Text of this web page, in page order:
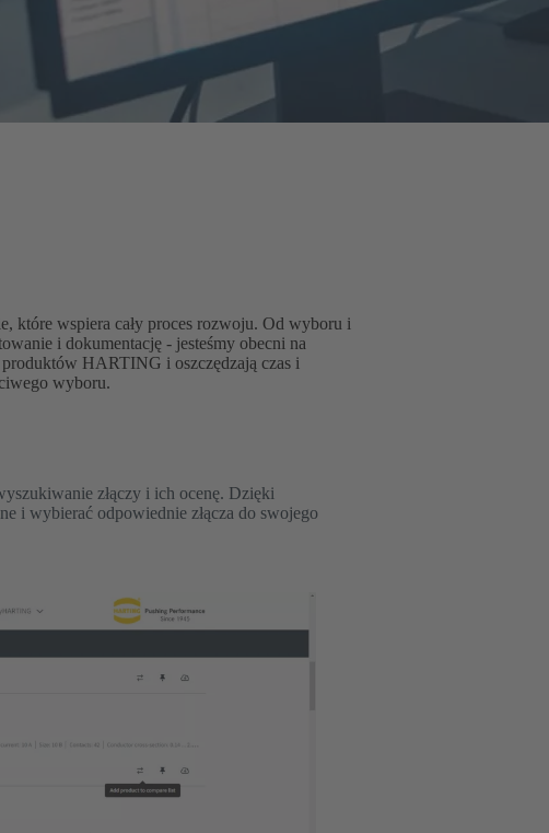
które wspiera cały proces rozwoju. Od wyboru i
i dokumentację - jesteśmy obecni na
HARTING i oszczędzają czas i
wyboru.
złączy i ich ocenę. Dzięki
i wybierać odpowiednie złącza do swojego